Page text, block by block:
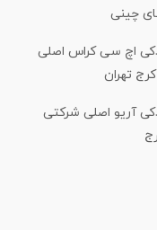
چینی
اچ سی کراس اصلی
تهران
آریو اصلی شرکتی